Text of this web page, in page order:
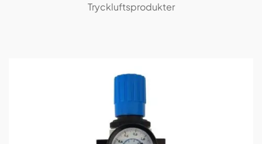
Tryckluftsprodukter